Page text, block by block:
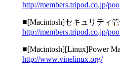
http://members.tripod.co.jp/
■[Macintosh]セキュリティ
http://members.tripod.co.jp/
■[Macintosh][Linux]Power
http://www.vinelinux.org/